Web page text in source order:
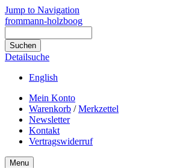
Jump to Navigation
frommann-holzboog
Detailsuche
English
Mein Konto
Warenkorb /Merkzettel
Newsletter
Kontakt
Vertragswiderruf
Menu